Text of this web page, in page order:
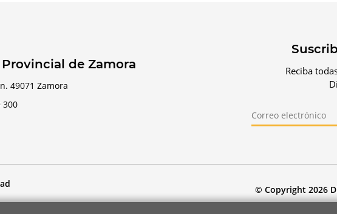
de Zamora
49071 Zamora
300
Reciba
© Copyright 2026